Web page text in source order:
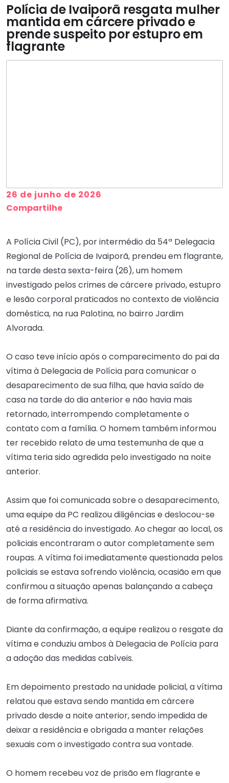
Polícia de Ivaiporã resgata mulher
mantida em cárcere privado e
prende suspeito por estupro em
flagrante
26 de junho de 2026
Compartilhe
A Polícia Civil (PC), por intermédio da 54ª Delegacia
Regional de Polícia de Ivaiporã, prendeu em flagrante,
na tarde desta sexta-feira (26), um homem
investigado pelos crimes de cárcere privado, estupro
e lesão corporal praticados no contexto de violência
doméstica, na rua Palotina, no bairro Jardim
Alvorada.
O caso teve início após o comparecimento do pai da
vítima à Delegacia de Polícia para comunicar o
desaparecimento de sua filha, que havia saído de
casa na tarde do dia anterior e não havia mais
retornado, interrompendo completamente o
contato com a família. O homem também informou
ter recebido relato de uma testemunha de que a
vítima teria sido agredida pelo investigado na noite
anterior.
Assim que foi comunicada sobre o desaparecimento,
uma equipe da PC realizou diligências e deslocou-se
até a residência do investigado. Ao chegar ao local, os
policiais encontraram o autor completamente sem
roupas. A vítima foi imediatamente questionada pelos
policiais se estava sofrendo violência, ocasião em que
confirmou a situação apenas balançando a cabeça
de forma afirmativa.
Diante da confirmação, a equipe realizou o resgate da
vítima e conduziu ambos à Delegacia de Polícia para
a adoção das medidas cabíveis.
Em depoimento prestado na unidade policial, a vítima
relatou que estava sendo mantida em cárcere
privado desde a noite anterior, sendo impedida de
deixar a residência e obrigada a manter relações
sexuais com o investigado contra sua vontade.
O homem recebeu voz de prisão em flagrante e